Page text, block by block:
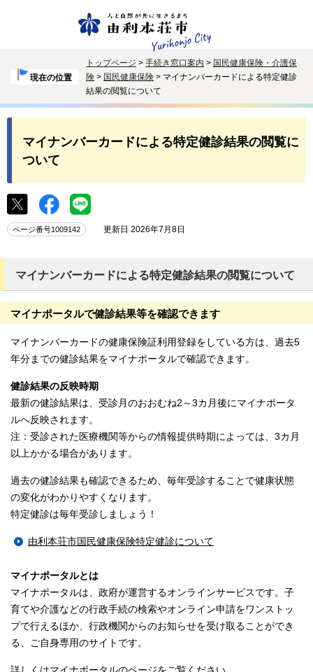
現在の位置
トップページ > 手続き窓口案内 > 国民健康保険・介護保
険 > 国民健康保険 > マイナンバーカードによる特定健診
結果の閲覧について
マイナンバーカードによる特定健診結果の閲覧に
ついて
ページ番号1009142 更新日 2026年7月8日
マイナンバーカードによる特定健診結果の閲覧について
マイナポータルで健診結果等を確認できます
マイナンバーカードの健康保険証利用登録をしている方は、過去5
年分までの健診結果をマイナポータルで確認できます。
健診結果の反映時期
最新の健診結果は、受診月のおおむね2～3カ月後にマイナポータ
ルへ反映されます。
注：受診された医療機関等からの情報提供時期によっては、3カ月
以上かかる場合があります。
過去の健診結果も確認できるため、毎年受診することで健康状態
の変化がわかりやすくなります。
特定健診は毎年受診しましょう！
由利本荘市国民健康保険特定健診について
マイナポータルとは
マイナポータルは、政府が運営するオンラインサービスです。子
育てや介護などの行政手続の検索やオンライン申請をワンストッ
プで行えるほか、行政機関からのお知らせを受け取ることができ
る、ご自身専用のサイトです。